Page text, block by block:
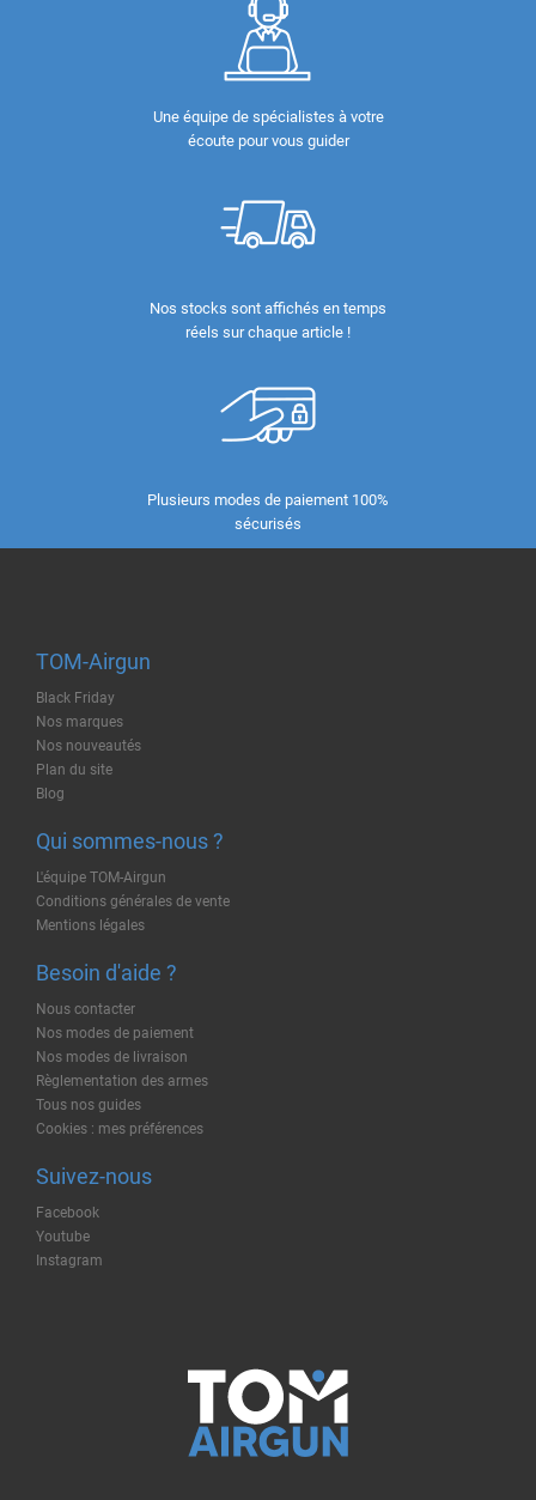
Une équipe de spécialistes à votre
écoute pour vous guider
Nos stocks sont affichés en temps
réels sur chaque article !
Plusieurs modes de paiement 100%
sécurisés
TOM-Airgun
Black Friday
Nos marques
Nos nouveautés
Plan du site
Blog
Qui sommes-nous ?
L'équipe TOM-Airgun
Conditions générales de vente
Mentions légales
Besoin d'aide ?
Nous contacter
Nos modes de paiement
Nos modes de livraison
Règlementation des armes
Tous nos guides
Cookies : mes préférences
Suivez-nous
Facebook
Youtube
Instagram